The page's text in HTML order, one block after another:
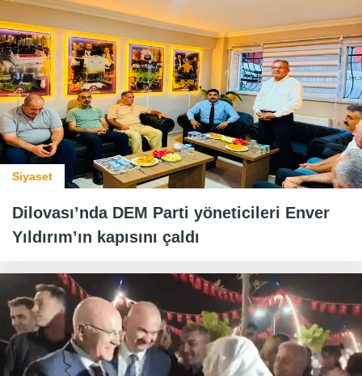
Siyaset
Dilovası’nda DEM Parti yöneticileri Enver
Yıldırım’ın kapısını çaldı